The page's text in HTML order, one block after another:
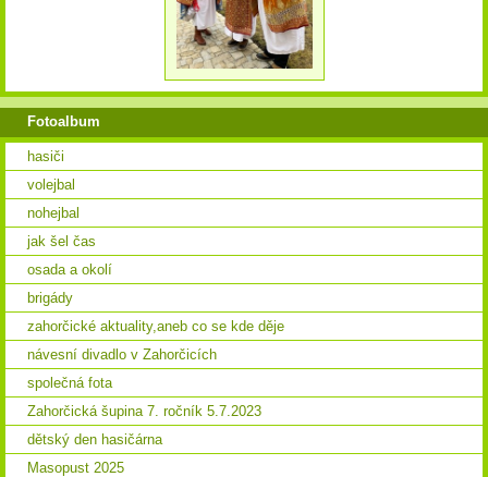
Fotoalbum
hasiči
volejbal
nohejbal
jak šel čas
osada a okolí
brigády
zahorčické aktuality,aneb co se kde děje
návesní divadlo v Zahorčicích
společná fota
Zahorčická šupina 7. ročník 5.7.2023
dětský den hasičárna
Masopust 2025